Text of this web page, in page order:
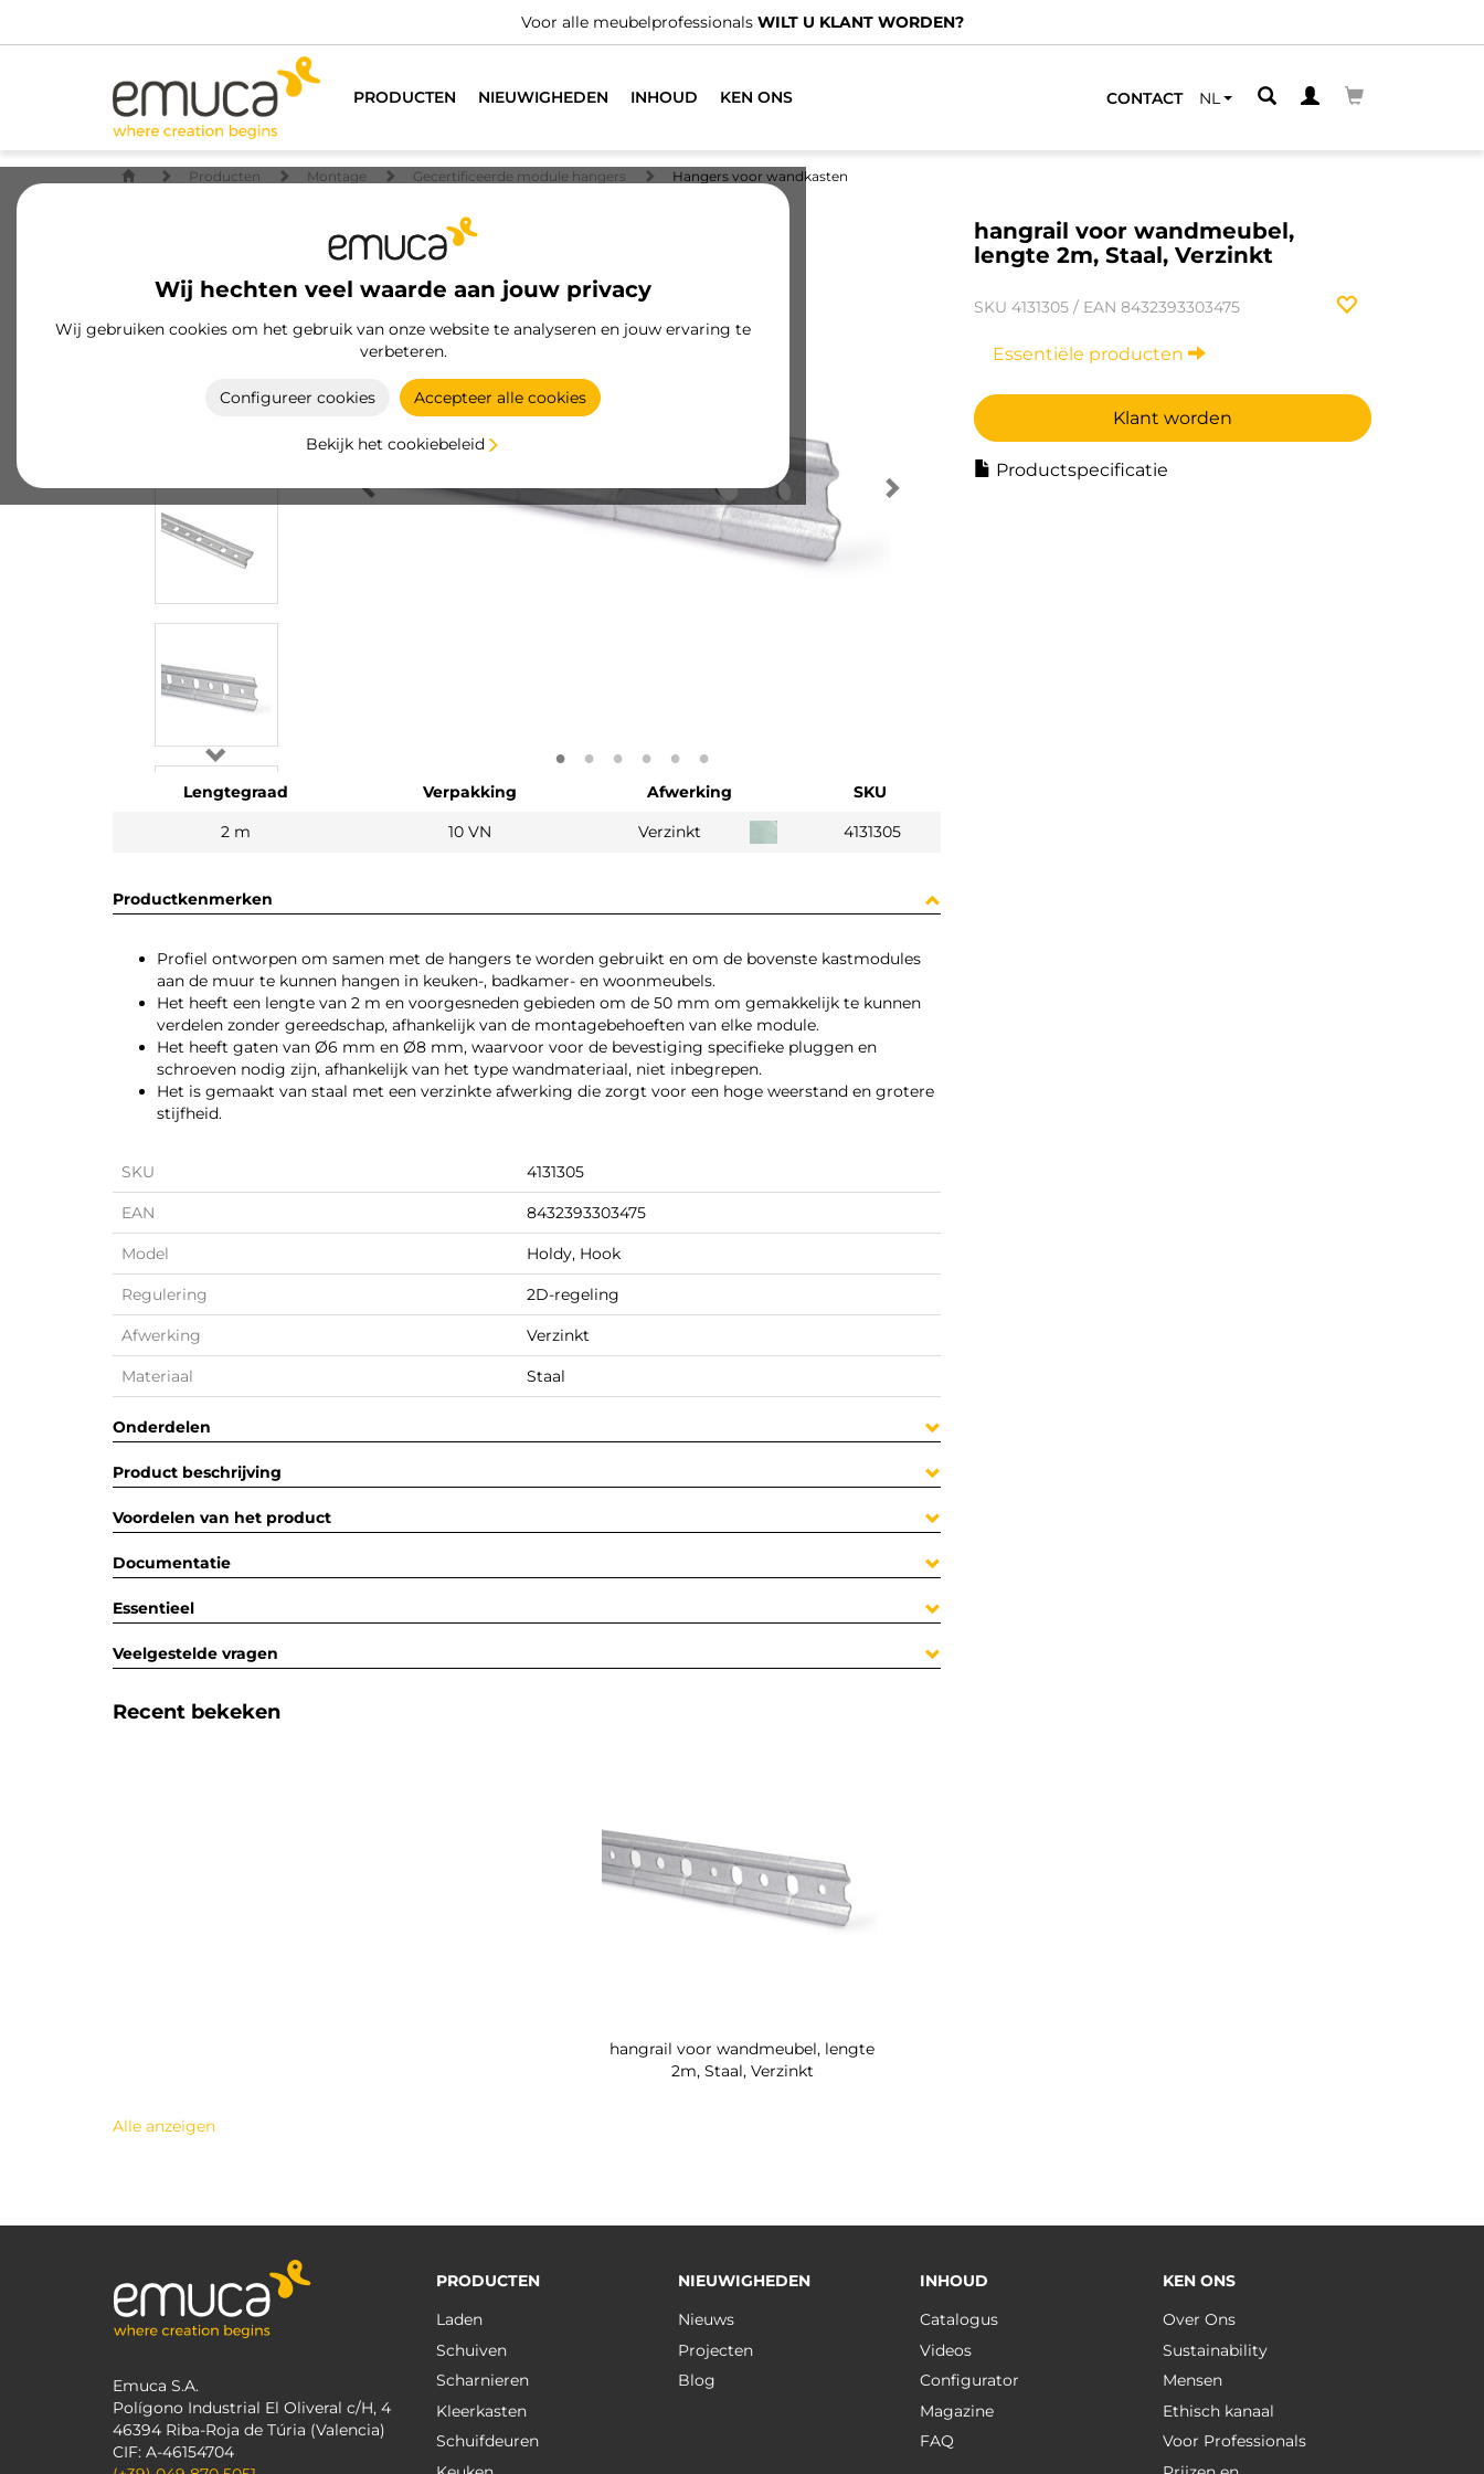
We hebben gespecialiseerde distributeurs.VIND DE DICHTSTBIJZIJNDE
PRODUCTEN NIEUWIGHEDEN INHOUD KEN ONS CONTACT NL
Wij hechten veel waarde aan jouw privacy
Wij gebruiken cookies om het gebruik van onze website te analyseren en jouw ervaring te
verbeteren.
Configureer cookies Accepteer alle cookies
Bekijk het cookiebeleid
Producten Montage Gecertificeerde module hangers Hangers voor wandkasten
hangrail voor wandmeubel,
lengte 2m, Staal, Verzinkt
SKU 4131305 / EAN 8432393303475
Essentiële producten
Klant worden
Productspecificatie
Lengtegraad Verpakking Afwerking
SKU
2 m
10 VN Verzinkt 4131305
Productkenmerken
Profiel ontworpen om samen met de hangers te worden gebruikt en om de bovenste kastmodules
aan de muur te kunnen hangen in keuken-, badkamer- en woonmeubels.
Het heeft een lengte van 2 m en voorgesneden gebieden om de 50 mm om gemakkelijk te kunnen
verdelen zonder gereedschap, afhankelijk van de montagebehoeften van elke module.
Het heeft gaten van Ø6 mm en Ø8 mm, waarvoor voor de bevestiging specifieke pluggen en
schroeven nodig zijn, afhankelijk van het type wandmateriaal, niet inbegrepen.
Het is gemaakt van staal met een verzinkte afwerking die zorgt voor een hoge weerstand en grotere
stijfheid.
SKU 4131305
EAN 8432393303475
Model Holdy, Hook
Regulering 2D-regeling
Afwerking Verzinkt
Materiaal Staal
Onderdelen
Product beschrijving
Voordelen van het product
Documentatie
Essentieel
Veelgestelde vragen
Recent bekeken
hangrail voor wandmeubel, lengte
2m, Staal, Verzinkt
Alle anzeigen
Emuca S.A.
Polígono Industrial El Oliveral c/H, 4
46394 Riba-Roja de Túria (Valencia)
CIF: A-46154704
PRODUCTEN
Laden
Schuiven
Scharnieren
Kleerkasten
Schuifdeuren
NIEUWIGHEDEN
Nieuws
Projecten
Blog
INHOUD
Catalogus
Videos
Configurator
Magazine
FAQ
KEN ONS
Over Ons
Sustainability
Mensen
Ethisch kanaal
Voor Professionals